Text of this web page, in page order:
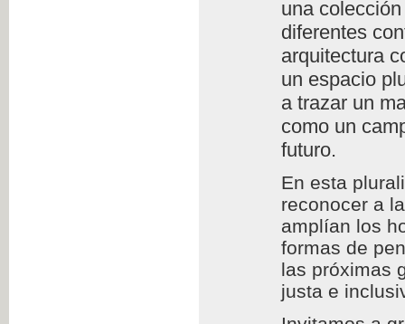
una
diferentes
arquitectura
un espacio
a trazar un
como un
futuro.
En esta
reconocer a
amplían los
formas de
las próximas
justa e